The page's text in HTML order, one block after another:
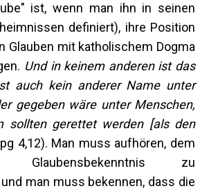
ist, wenn man ihn in seinen
definiert), ihre Position
Glauben mit katholischem Dogma
Und in keinem anderen ist das
auch kein anderer Name unter
gegeben wäre unter Menschen,
sollten gerettet werden[als den
4,12). Man muss aufhören, dem
Glaubensbekenntnis zu
man muss bekennen, dass die